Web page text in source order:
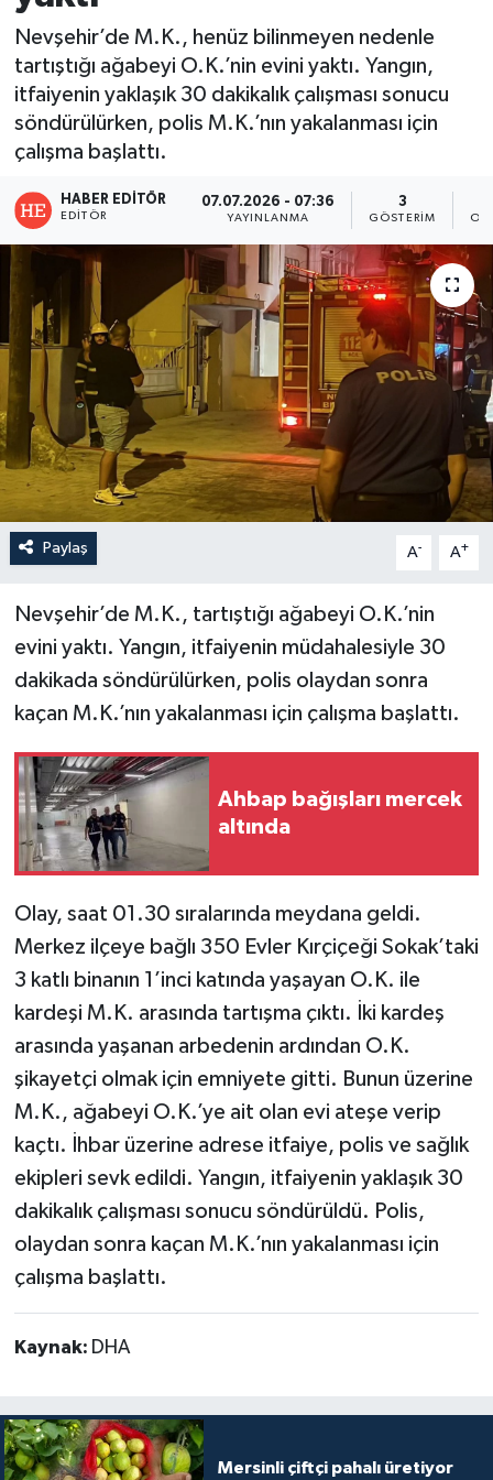
Nevşehir’de M.K., henüz bilinmeyen nedenle
tartıştığı ağabeyi O.K.’nin evini yaktı. Yangın,
itfaiyenin yaklaşık 30 dakikalık çalışması sonucu
söndürülürken, polis M.K.’nın yakalanması için
çalışma başlattı.
HABER EDITÖR
EDITÖR
07.07.2026 - 07:36
YAYINLANMA
3
GÖSTERIM
Paylaş A- A+
Nevşehir’de M.K., tartıştığı ağabeyi O.K.’nin
evini yaktı. Yangın, itfaiyenin müdahalesiyle 30
dakikada söndürülürken, polis olaydan sonra
kaçan M.K.’nın yakalanması için çalışma başlattı.
Ahbap bağışları mercek
altında
Olay, saat 01.30 sıralarında meydana geldi.
Merkez ilçeye bağlı 350 Evler Kırçiçeği Sokak’taki
3 katlı binanın 1’inci katında yaşayan O.K. ile
kardeşi M.K. arasında tartışma çıktı. İki kardeş
arasında yaşanan arbedenin ardından O.K.
şikayetçi olmak için emniyete gitti. Bunun üzerine
M.K., ağabeyi O.K.’ye ait olan evi ateşe verip
kaçtı. İhbar üzerine adrese itfaiye, polis ve sağlık
ekipleri sevk edildi. Yangın, itfaiyenin yaklaşık 30
dakikalık çalışması sonucu söndürüldü. Polis,
olaydan sonra kaçan M.K.’nın yakalanması için
çalışma başlattı.
Kaynak: DHA
Mersinli çiftçi pahalı üretiyor